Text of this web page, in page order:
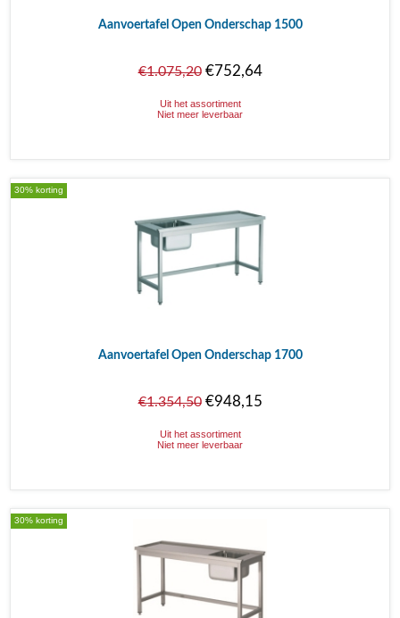
Aanvoertafel Open Onderschap 1500
€1.075,20€752,64
Uit het assortiment
Niet meer leverbaar
30% korting
Aanvoertafel Open Onderschap 1700
€1.354,50€948,15
Uit het assortiment
Niet meer leverbaar
30% korting